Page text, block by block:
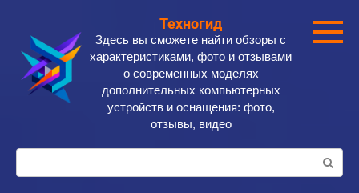
контенту
Техногид
Здесь вы сможете найти обзоры с
характеристиками, фото и отзывами
о современных моделях
дополнительных компьютерных
устройств и оснащения: фото,
отзывы, видео
Поиск: